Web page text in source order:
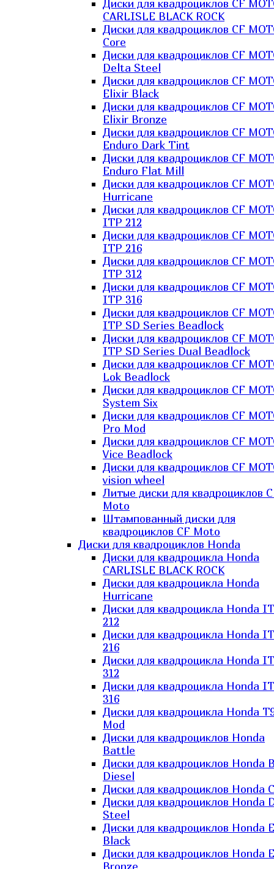
Диски для квадроциклов CF
CARLISLE BLACK ROCK
Диски для квадроциклов CF
Core
Диски для квадроциклов CF
Delta Steel
Диски для квадроциклов CF
Elixir Black
Диски для квадроциклов CF
Elixir Bronze
Диски для квадроциклов CF
Enduro Dark Tint
Диски для квадроциклов CF
Enduro Flat Mill
Диски для квадроциклов CF
Hurricane
Диски для квадроциклов CF
ITP 212
Диски для квадроциклов CF
ITP 216
Диски для квадроциклов CF
ITP 312
Диски для квадроциклов CF
ITP 316
Диски для квадроциклов CF
ITP SD Series Beadlock
Диски для квадроциклов CF
ITP SD Series Dual Beadlock
Диски для квадроциклов CF
Lok Beadlock
Диски для квадроциклов CF
System Six
Диски для квадроциклов CF
Pro Mod
Диски для квадроциклов CF
Vice Beadlock
Диски для квадроциклов CF
vision wheel
Литые диски для квадроциклов
Moto
Штампованный диски для
квадроциклов CF Moto
Диски для квадроциклов Honda
Диски для квадроцикла Honda
CARLISLE BLACK ROCK
Диски для квадроцикла Honda
Hurricane
Диски для квадроцикла Honda
212
Диски для квадроцикла Honda
216
Диски для квадроцикла Honda
312
Диски для квадроцикла Honda
316
Диски для квадроцикла Honda
Mod
Диски для квадроциклов Honda
Battle
Диски для квадроциклов Honda
Diesel
Диски для квадроциклов Honda
Диски для квадроциклов Honda
Steel
Диски для квадроциклов Honda
Black
Диски для квадроциклов Honda
Bronze